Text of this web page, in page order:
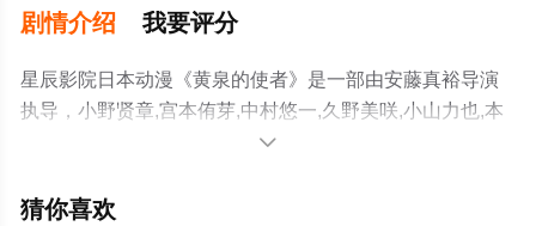
剧情介绍 我要评分
星辰影院日本动漫《黄泉的使者》是一部由安藤真裕导演
执导，小野贤章,宫本侑芽,中村悠一,久野美咲,小山力也,本
田贵子,岛袋美由利,诹访部顺一等演员精彩演绎的日本动
更多相关信息可移步至豆瓣动漫、电视猫或剧情网等平台

猜你喜欢